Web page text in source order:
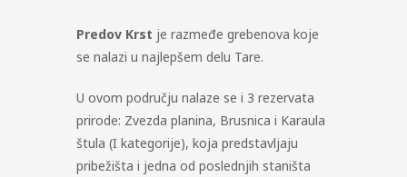
Predov Krst je razmeđe grebenova koje
se nalazi u najlepšem delu Tare.
U ovom području nalaze se i 3 rezervata
prirode: Zvezda planina, Brusnica i Karaula
štula (I kategorije), koja predstavljaju
pribežišta i jedna od poslednjih staništa